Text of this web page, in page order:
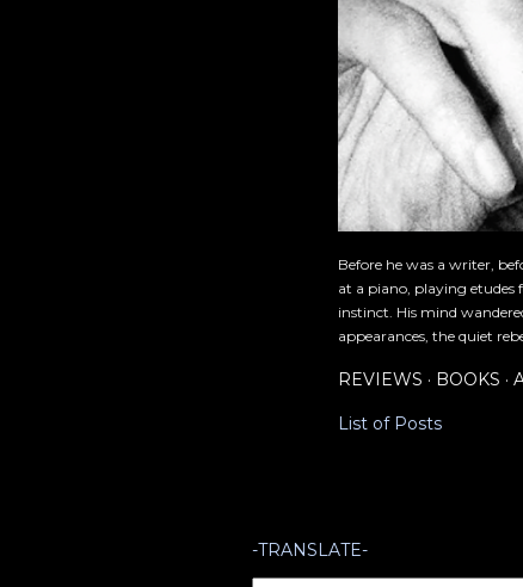
Before he was a writer,
at a piano, playing etudes
instinct. His mind
appearances, the quiet
REVIEWS BOOKS
List of Posts
-TRANSLATE-